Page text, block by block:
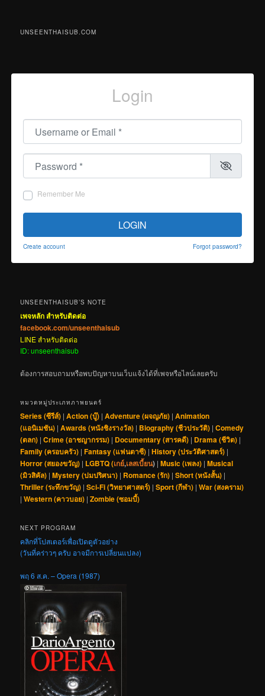
UNSEENTHAISUB.COM
Login
Username or Email
Password
Remember Me
LOGIN
Create account Forgot password?
UNSEENTHAISUB’S NOTE
เพจหลัก สำหรับติดต่อ
facebook.com/unseenthaisub
LINE สำหรับติดต่อ
ID: unseenthaisub
ต้องการสอบถามหรือพบปัญหาบนเว็บแจ้งได้ที่เพจหรือไลน์เลยครับ
หมวดหมู่ประเภทภาพยนตร์
Series (ซีรีส์) |Action (บู๊) |Adventure (ผจญภัย) |Animation
(แอนิเมชัน) |Awards (หนังชิงรางวัล) | Biography (ชีวประวัติ) |Comedy
(ตลก) |Crime (อาชญากรรม) | Documentary (สารคดี) | Drama (ชีวิต) |
Family (ครอบครัว) |Fantasy (แฟนตาซี) |History (ประวัติศาสตร์) |
Horror (สยองขวัญ) | LGBTQ (เกย์,เลสเบี้ยน) |Music (เพลง) |Musical
(มิวสิคัล) |Mystery (ปมปริศนา) | Romance (รัก) |Short (หนังสั้น) |
Thriller (ระทึกขวัญ) |Sci-Fi (วิทยาศาสตร์) |Sport (กีฬา) |War (สงคราม)
|Western (คาวบอย) |Zombie (ซอมบี้)
NEXT PROGRAM
คลิกที่โปสเตอร์เพื่อเปิดดูตัวอย่าง
(วันที่คร่าวๆ ครับ อาจมีการเปลี่ยนแปลง)
พฤ 6 ส.ค. – Opera (1987)